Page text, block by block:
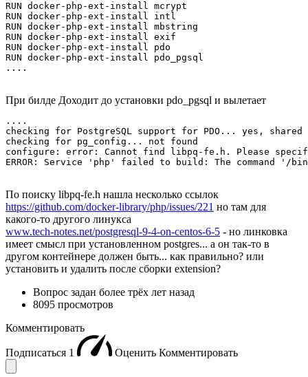
RUN docker-php-ext-install mcrypt
RUN docker-php-ext-install intl
RUN docker-php-ext-install mbstring
RUN docker-php-ext-install exif
RUN docker-php-ext-install pdo
RUN docker-php-ext-install pdo_pgsql
....
При билде Доходит до установки pdo_pgsql и вылетает
....
checking for PostgreSQL support for PDO... yes, shared
checking for pg_config... not found
configure: error: Cannot find libpq-fe.h. Please
ERROR: Service 'php' failed to build: The command '/
По поиску libpq-fe.h нашла несколько ссылок
https://github.com/docker-library/php/issues/221 но там для
какого-то другого линукса
www.tech-notes.net/postgresql-9-4-on-centos-6-5 - но линковка
имеет смысл при установленном postgres... а он так-то в
другом контейнере должен быть... как правильно? или
установить и удалить после сборки extension?
Вопрос задан более трёх лет назад
8095 просмотров
Комментировать
Подписаться 1 Оценить Комментировать